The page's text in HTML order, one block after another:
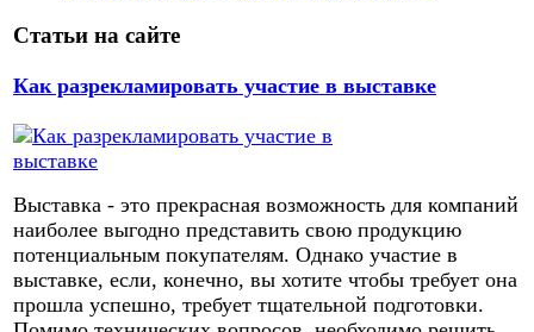
Статьи на сайте
Как разрекламировать участие в выставке
Выставка - это прекрасная возможность для компаний
наиболее выгодно представить свою продукцию
потенциальным покупателям. Однако участие в
выставке, если, конечно, вы хотите чтобы требует она
прошла успешно, требует тщательной подготовки.